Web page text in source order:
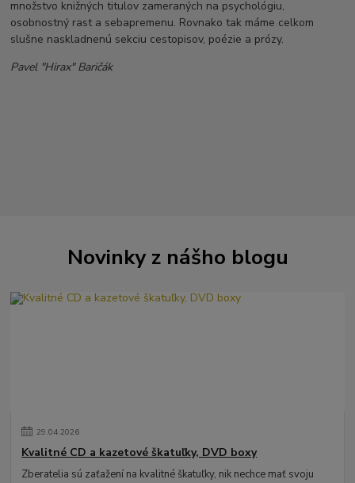
množstvo knižných titulov zameraných na psychológiu,
osobnostný rast a sebapremenu. Rovnako tak máme celkom
slušne naskladnenú sekciu cestopisov, poézie a prózy.
Pavel "Hirax" Baričák
Novinky z nášho blogu
29.04.2026
Kvalitné CD a kazetové škatuľky, DVD boxy
Zberatelia sú zaťažení na kvalitné škatuľky, nik nechce mať svoju